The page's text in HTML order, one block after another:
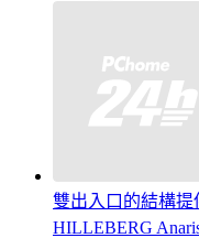
雙出入口的結構提
HILLEBERG